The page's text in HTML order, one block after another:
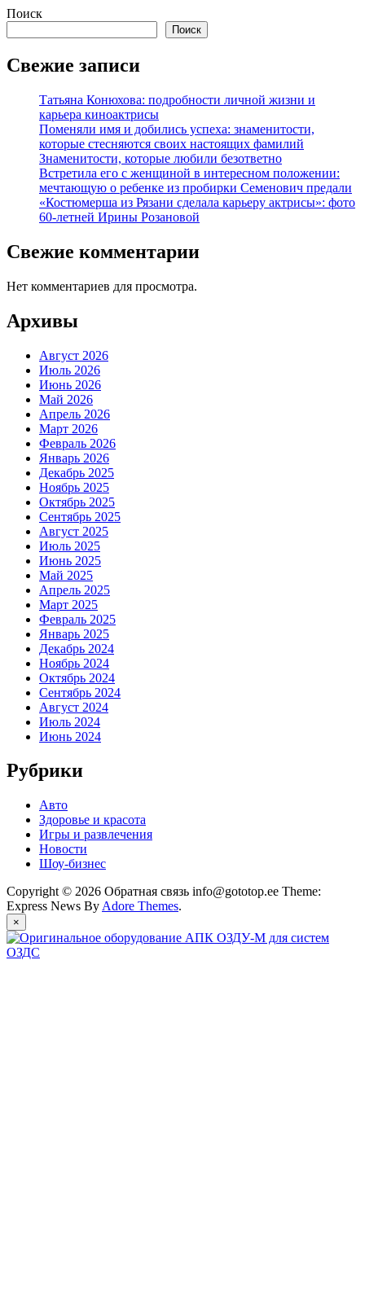
Поиск
Поиск
Свежие записи
Татьяна Конюхова: подробности личной жизни и
карьера киноактрисы
Поменяли имя и добились успеха: знаменитости,
которые стесняются своих настоящих фамилий
Знаменитости, которые любили безответно
Встретила его с женщиной в интересном положении:
мечтающую о ребенке из пробирки Семенович предали
«Костюмерша из Рязани сделала карьеру актрисы»: фото
60-летней Ирины Розановой
Свежие комментарии
Нет комментариев для просмотра.
Архивы
Август 2026
Июль 2026
Июнь 2026
Май 2026
Апрель 2026
Март 2026
Февраль 2026
Январь 2026
Декабрь 2025
Ноябрь 2025
Октябрь 2025
Сентябрь 2025
Август 2025
Июль 2025
Июнь 2025
Май 2025
Апрель 2025
Март 2025
Февраль 2025
Январь 2025
Декабрь 2024
Ноябрь 2024
Октябрь 2024
Сентябрь 2024
Август 2024
Июль 2024
Июнь 2024
Рубрики
Авто
Здоровье и красота
Игры и развлечения
Новости
Шоу-бизнес
Copyright © 2026 Обратная связь info@gototop.ee Theme:
Express News By Adore Themes.
×